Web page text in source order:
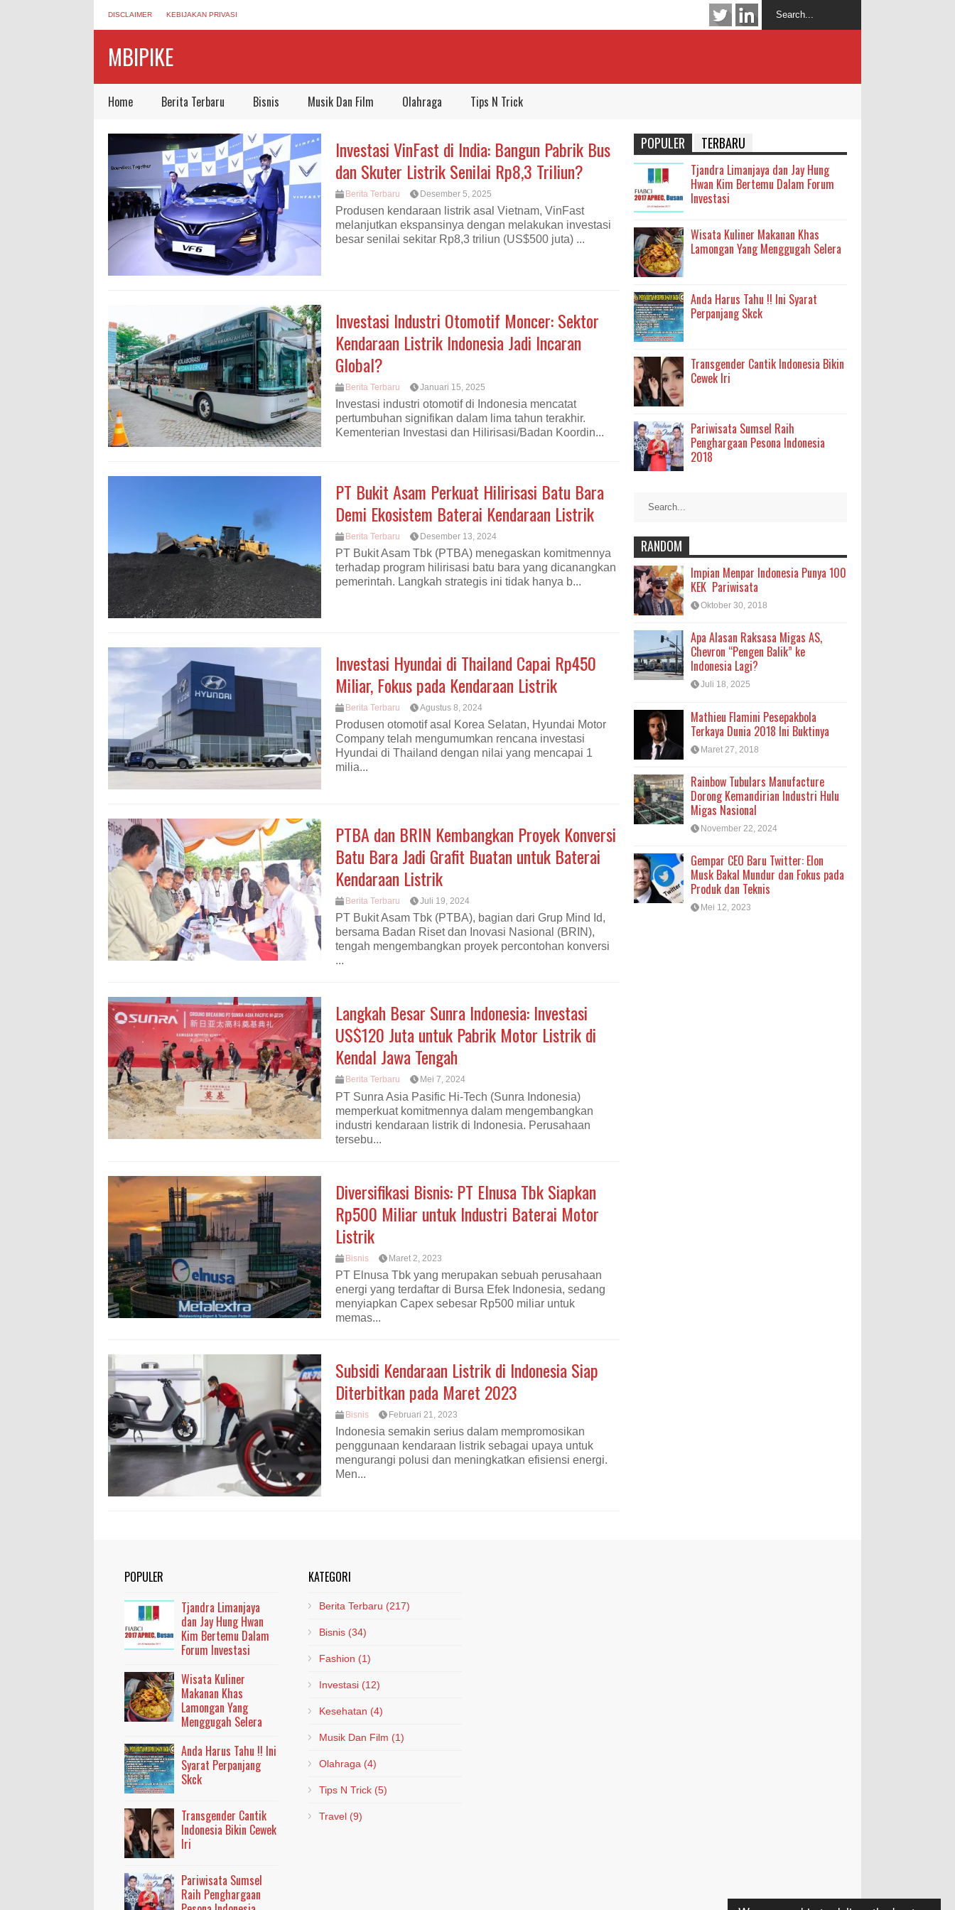
DISCLAIMER KEBIJAKAN PRIVASI
MBIPIKE
Home Berita Terbaru Bisnis Musik Dan Film Olahraga Tips N Trick
Investasi VinFast di India: Bangun Pabrik Bus
dan Skuter Listrik Senilai Rp8,3 Triliun?
Berita Terbaru Desember 5, 2025
Produsen kendaraan listrik asal Vietnam, VinFast
melanjutkan ekspansinya dengan melakukan investasi
besar senilai sekitar Rp8,3 triliun (US$500 juta) ...
Investasi Industri Otomotif Moncer: Sektor
Kendaraan Listrik Indonesia Jadi Incaran
Global?
Berita Terbaru Januari 15, 2025
Investasi industri otomotif di Indonesia mencatat
pertumbuhan signifikan dalam lima tahun terakhir.
Kementerian Investasi dan Hilirisasi/Badan Koordin...
PT Bukit Asam Perkuat Hilirisasi Batu Bara
Demi Ekosistem Baterai Kendaraan Listrik
Berita Terbaru Desember 13, 2024
PT Bukit Asam Tbk (PTBA) menegaskan komitmennya
terhadap program hilirisasi batu bara yang dicanangkan
pemerintah. Langkah strategis ini tidak hanya b...
Investasi Hyundai di Thailand Capai Rp450
Miliar, Fokus pada Kendaraan Listrik
Berita Terbaru Agustus 8, 2024
Produsen otomotif asal Korea Selatan, Hyundai Motor
Company telah mengumumkan rencana investasi
Hyundai di Thailand dengan nilai yang mencapai 1
milia...
PTBA dan BRIN Kembangkan Proyek Konversi
Batu Bara Jadi Grafit Buatan untuk Baterai
Kendaraan Listrik
Berita Terbaru Juli 19, 2024
PT Bukit Asam Tbk (PTBA), bagian dari Grup Mind Id,
bersama Badan Riset dan Inovasi Nasional (BRIN),
tengah mengembangkan proyek percontohan konversi
...
Langkah Besar Sunra Indonesia: Investasi
US$120 Juta untuk Pabrik Motor Listrik di
Kendal Jawa Tengah
Berita Terbaru Mei 7, 2024
PT Sunra Asia Pasific Hi-Tech (Sunra Indonesia)
memperkuat komitmennya dalam mengembangkan
industri kendaraan listrik di Indonesia. Perusahaan
tersebu...
Diversifikasi Bisnis: PT Elnusa Tbk Siapkan
Rp500 Miliar untuk Industri Baterai Motor
Listrik
Bisnis Maret 2, 2023
PT Elnusa Tbk yang merupakan sebuah perusahaan
energi yang terdaftar di Bursa Efek Indonesia, sedang
menyiapkan Capex sebesar Rp500 miliar untuk
memas...
Subsidi Kendaraan Listrik di Indonesia Siap
Diterbitkan pada Maret 2023
Bisnis Februari 21, 2023
Indonesia semakin serius dalam mempromosikan
penggunaan kendaraan listrik sebagai upaya untuk
mengurangi polusi dan meningkatkan efisiensi energi.
Men...
POPULER TERBARU
Tjandra Limanjaya dan Jay Hung
Hwan Kim Bertemu Dalam Forum
Investasi
Wisata Kuliner Makanan Khas
Lamongan Yang Menggugah Selera
Anda Harus Tahu !! Ini Syarat
Perpanjang Skck
Transgender Cantik Indonesia Bikin
Cewek Iri
Pariwisata Sumsel Raih
Penghargaan Pesona Indonesia
2018
RANDOM
Impian Menpar Indonesia Punya 100
KEK Pariwisata
Oktober 30, 2018
Apa Alasan Raksasa Migas AS,
Chevron “Pengen Balik” ke
Indonesia Lagi?
Juli 18, 2025
Mathieu Flamini Pesepakbola
Terkaya Dunia 2018 Ini Buktinya
Maret 27, 2018
Rainbow Tubulars Manufacture
Dorong Kemandirian Industri Hulu
Migas Nasional
November 22, 2024
Gempar CEO Baru Twitter: Elon
Musk Bakal Mundur dan Fokus pada
Produk dan Teknis
Mei 12, 2023
POPULER
Tjandra Limanjaya
dan Jay Hung Hwan
Kim Bertemu Dalam
Forum Investasi
Wisata Kuliner
Makanan Khas
Lamongan Yang
Menggugah Selera
Anda Harus Tahu !! Ini
Syarat Perpanjang
Skck
Transgender Cantik
Indonesia Bikin Cewek
Iri
Pariwisata Sumsel
Raih Penghargaan
KATEGORI
Berita Terbaru (217)
Bisnis (34)
Fashion (1)
Investasi (12)
Kesehatan (4)
Musik Dan Film (1)
Olahraga (4)
Tips N Trick (5)
Travel (9)